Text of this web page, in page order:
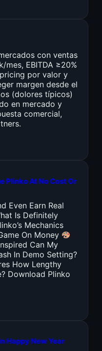
con ventas
mes, EBITDA ≥20%
por valor y
margen desde el
(dolores típicos)
en mercado y
comercial,
Plinko At No Cost Or
Even Earn Real
Is Definitely
Mechanics
On Money
Can My
In Demo Setting?
How Lengthy
Download Plinko
Happy New Year